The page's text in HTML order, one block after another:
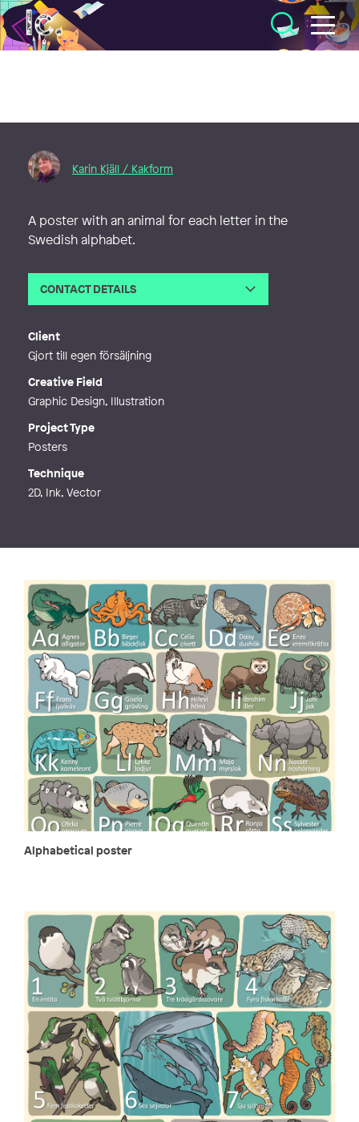
Illustratörcentrum
Karin Kjäll / Kakform
A poster with an animal for each letter in the
Swedish alphabet.
CONTACT DETAILS
Web
Client
Gjort till egen försäljning
Creative Field
Graphic Design, Illustration
Project Type
Posters
Technique
2D, Ink, Vector
Alphabetical poster